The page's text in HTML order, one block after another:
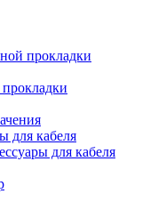
прокладки
для кабеля
для кабеля